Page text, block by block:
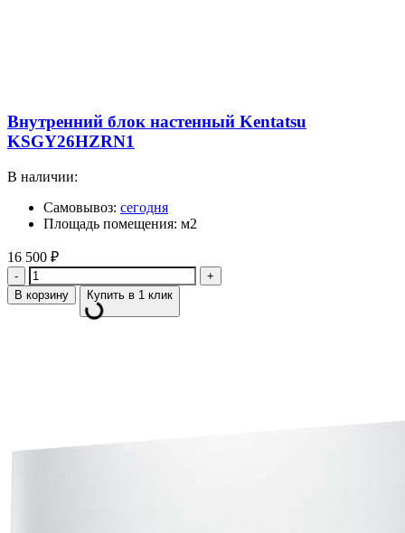
Внутренний блок настенный Kentatsu
KSGY26HZRN1
В наличии:
Самовывоз: сегодня
Площадь помещения: м2
16 500 ₽
Количество
В корзину Купить в 1 клик